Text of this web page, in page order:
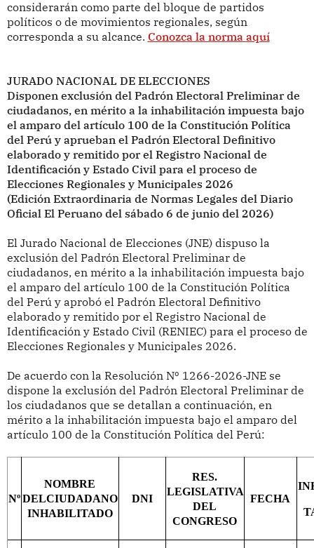
considerarán como parte del bloque de partidos
políticos o de movimientos regionales, según
corresponda a su alcance. Conozca la norma aquí
JURADO NACIONAL DE ELECCIONES
Disponen exclusión del Padrón Electoral Preliminar de
ciudadanos, en mérito a la inhabilitación impuesta bajo
el amparo del artículo 100 de la Constitución Política
del Perú y aprueban el Padrón Electoral Definitivo
elaborado y remitido por el Registro Nacional de
Identificación y Estado Civil para el proceso de
Elecciones Regionales y Municipales 2026
(Edición Extraordinaria de Normas Legales del Diario
Oficial El Peruano del sábado 6 de junio del 2026)
El Jurado Nacional de Elecciones (JNE) dispuso la
exclusión del Padrón Electoral Preliminar de
ciudadanos, en mérito a la inhabilitación impuesta bajo
el amparo del artículo 100 de la Constitución Política
del Perú y aprobó el Padrón Electoral Definitivo
elaborado y remitido por el Registro Nacional de
Identificación y Estado Civil (RENIEC) para el proceso de
Elecciones Regionales y Municipales 2026.
De acuerdo con la Resolución Nº 1266-2026-JNE se
dispone la exclusión del Padrón Electoral Preliminar de
los ciudadanos que se detallan a continuación, en
mérito a la inhabilitación impuesta bajo el amparo del
artículo 100 de la Constitución Política del Perú:
Nº
NOMBRE
DELCIUDADANO
INHABILITADO
DNI
RES.
LEGISLATIVA
DEL
CONGRESO
FECHA